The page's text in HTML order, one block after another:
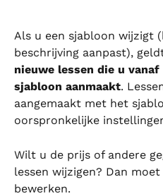
Als u een sjabloon wijzigt
beschrijving aanpast),
nieuwe lessen die u
sjabloon aanmaakt.
aangemaakt met het
oorspronkelijke
Wilt u de prijs of andere
lessen wijzigen? Dan
bewerken.